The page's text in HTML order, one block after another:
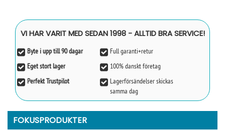
VI HAR VARIT MED SEDAN 1998 - ALLTID BRA SERVICE!
Byte i upp till 90 dagar
Full garanti+retur
Eget stort lager
100% danskt företag
Perfekt Trustpilot
Lagerförsändelser skickas
samma dag
FOKUSPRODUKTER